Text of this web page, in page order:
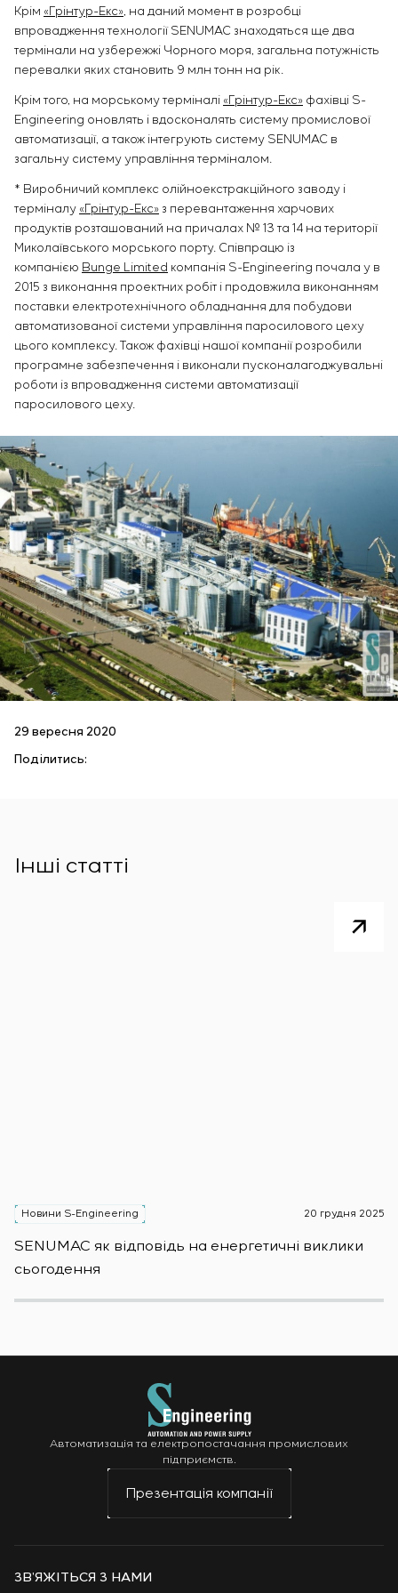
Крім «Грінтур-Екс», на даний момент в розробці
впровадження технології SENUMAC знаходяться ще два
термінали на узбережжі Чорного моря, загальна потужність
перевалки яких становить 9 млн тонн на рік.
Крім того, на морському терміналі «Грінтур-Екс» фахівці S-
Engineering оновлять і вдосконалять систему промислової
автоматизації, а також інтегрують систему SENUMAC в
загальну систему управління терміналом.
* Виробничий комплекс олійноекстракційного заводу і
терміналу «Грінтур-Екс» з перевантаження харчових
продуктів розташований на причалах № 13 та 14 на території
Миколаївського морського порту. Співпрацю із
компанією Bunge Limited компанія S-Engineering почала у в
2015 з виконання проектних робіт і продовжила виконанням
поставки електротехнічного обладнання для побудови
автоматизованої системи управління паросилового цеху
цього комплексу. Також фахівці нашої компанії розробили
програмне забезпечення і виконали пусконалагоджувальні
роботи із впровадження системи автоматизації
паросилового цеху.
29 вересня 2020
Поділитись:
Інші статті
Новини S-Engineering 20 грудня 2025
SENUMAC як відповідь на енергетичні виклики
сьогодення
Автоматизація та електропостачання промислових
підприємств.
Презентація компанії
ЗВ’ЯЖІТЬСЯ З НАМИ